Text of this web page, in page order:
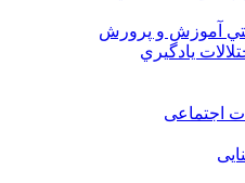
آموزش و پرورش
يادگيري
اجتماعی